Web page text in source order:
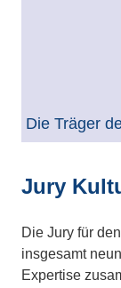
Die Träger
Jury
Die Jury für
insgesamt
Expertise